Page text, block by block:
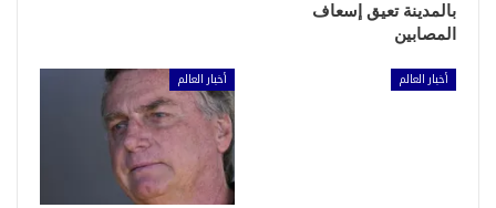
بالمدينة تعيق إسعاف
المصابين
أخبار العالم أخبار العالم